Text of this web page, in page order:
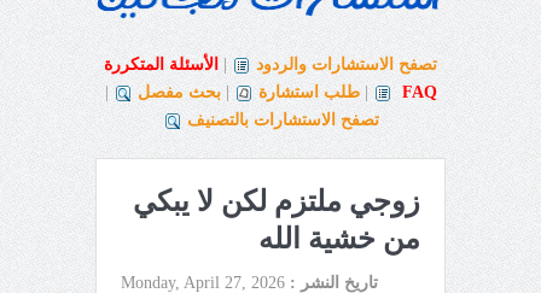
تصفح الاستشارات والردود
الأسئلة المتكررة
FAQ
طلب استشارة بحث مفصل
تصفح الاستشارات بالتصنيف
زوجي ملتزم لكن لا يبكي
من خشية الله
تاريخ النشر : Monday, April 27, 2026